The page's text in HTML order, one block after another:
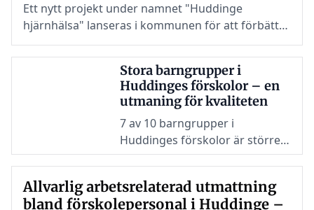
Ett nytt projekt under namnet "Huddinge
hjärnhälsa" lanseras i kommunen för att förbättra
hjärnhälsan hos seniorer.
Stora barngrupper i
Huddinges förskolor – en
utmaning för kvaliteten
7 av 10 barngrupper i
Huddinges förskolor är större
än Skolverkets
påverkar både barns trygghet
Allvarlig arbetsrelaterad utmattning
bland förskolepersonal i Huddinge –